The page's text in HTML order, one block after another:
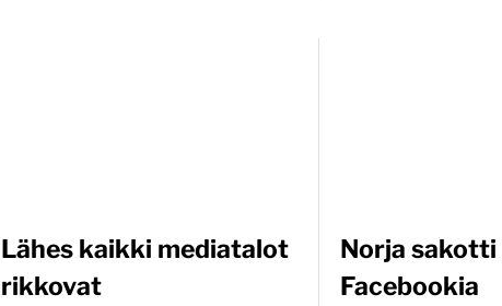
Lähes kaikki mediatalot
rikkovat
Norja sakotti
Facebookia